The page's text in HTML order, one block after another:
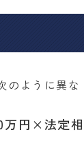
ように異な
円×法定